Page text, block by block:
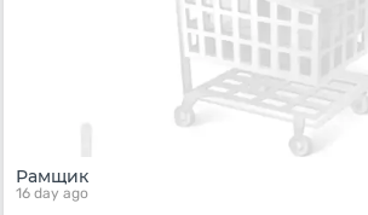
Рамщик
16 day ago